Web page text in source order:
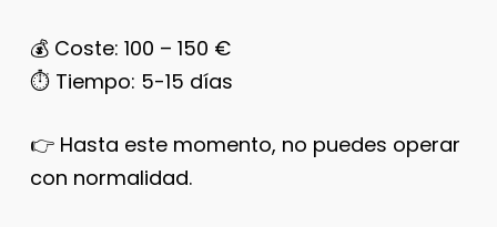
💰 Coste: 100 – 150 €
⏱️ Tiempo: 5-15 días
👉 Hasta este momento, no puedes operar
con normalidad.